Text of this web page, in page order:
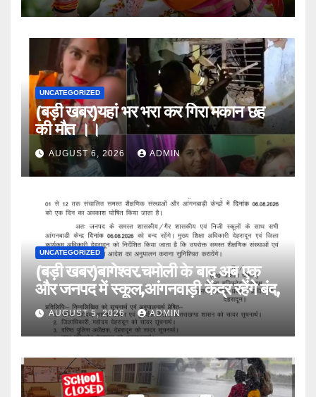
UNCATEGORIZED
(बड़ी खबर)यहां भर भरा कर गिरा मकान छह
की मौत ।।
AUGUST 6, 2026 ADMIN
UNCATEGORIZED
(बड़ी खबर)बागेश्वर.चमोली के बाद अब एक
और जनपद में स्कूल,आंगनवाड़ी केंद्र रहेंगे बंद,
AUGUST 5, 2026 ADMIN